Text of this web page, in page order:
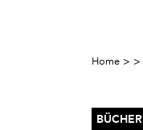
Home > >
BÜCHER